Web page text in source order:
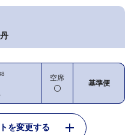
空席
基準便
を変更する